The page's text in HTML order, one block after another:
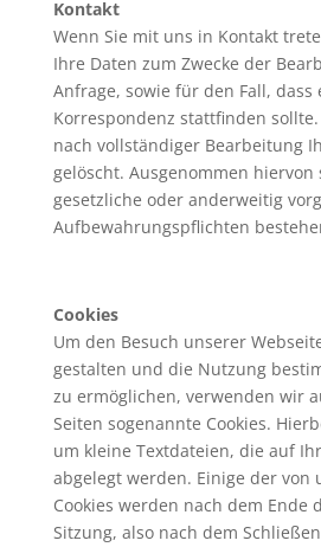
Kontakt
Wenn Sie mit uns in Kontakt
Ihre Daten zum Zwecke der
Anfrage, sowie für den Fall, dass
Korrespondenz stattfinden
nach vollständiger Bearbeitung
gelöscht. Ausgenommen
gesetzliche oder anderweitig
Aufbewahrungspflichten
Cookies
Um den Besuch unserer
gestalten und die Nutzung
zu ermöglichen, verwenden wir
Seiten sogenannte Cookies.
um kleine Textdateien, die auf
abgelegt werden. Einige der von
Cookies werden nach dem Ende
Sitzung, also nach dem